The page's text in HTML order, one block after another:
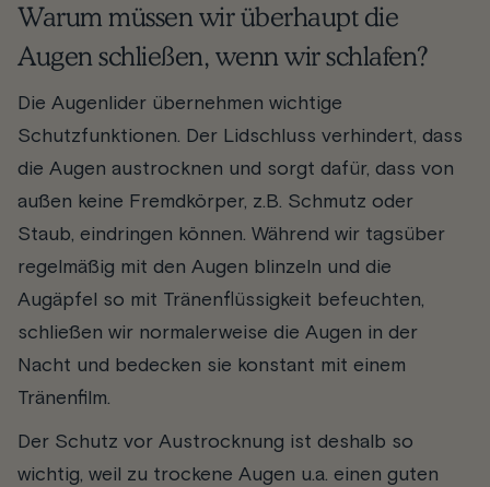
Warum müssen wir überhaupt die
Augen schließen, wenn wir schlafen?
Die Augenlider übernehmen wichtige
Schutzfunktionen. Der Lidschluss verhindert, dass
die Augen austrocknen und sorgt dafür, dass von
außen keine Fremdkörper, z.B. Schmutz oder
Staub, eindringen können. Während wir tagsüber
regelmäßig mit den Augen blinzeln und die
Augäpfel so mit Tränenflüssigkeit befeuchten,
schließen wir normalerweise die Augen in der
Nacht und bedecken sie konstant mit einem
Tränenfilm.
Der Schutz vor Austrocknung ist deshalb so
wichtig, weil zu trockene Augen u.a. einen guten